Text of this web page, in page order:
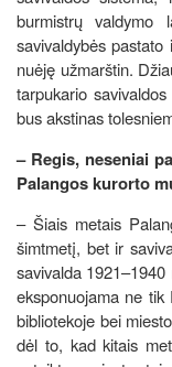
burmistrų valdymo
savivaldybės
nuėję užmarštin.
tarpukario
bus akstinas
– Regis, neseniai
Palangos kurorto
– Šiais metais
šimtmetį, bet ir
savivalda
eksponuojama ne
bibliotekoje bei
dėl to, kad kitais